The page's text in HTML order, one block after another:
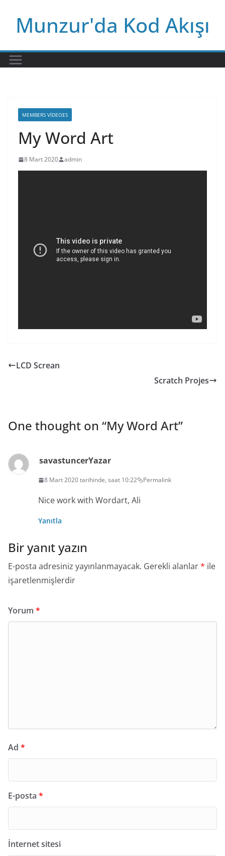
contentMunzur'da Kod Akışı
MEMBERS VIDEOES
My Word Art
8 Mart 2020 admin
LCD Screan
Scratch Projes
One thought on “My Word Art”
savastuncerYazar
8 Mart 2020 tarihinde, saat 10:22 Permalink
Nice work with Wordart, Ali
Yanıtla
Bir yanıt yazın
E-posta adresiniz yayınlanmayacak. Gerekli alanlar* ile
işaretlenmişlerdir
Yorum *
Ad *
E-posta *
İnternet sitesi